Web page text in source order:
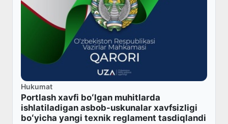
Hukumat
Portlash xavfi boʻlgan muhitlarda
ishlatiladigan asbob-uskunalar xavfsizligi
boʻyicha yangi texnik reglament tasdiqlandi